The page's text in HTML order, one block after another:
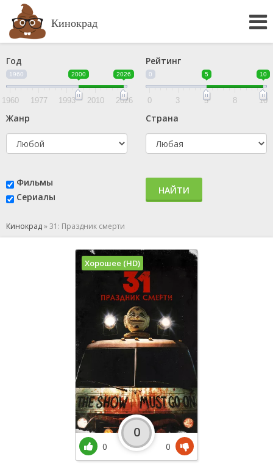
Кинокрад
Год
1960 2000 2026
1960 1977 1993 2010 2026
Рейтинг
0 5 10
0 3 5 8 10
Жанр Страна
Фильмы
Сериалы
НАЙТИ
Кинокрад»31: Праздник смерти
Хорошее (HD)
0
0
0